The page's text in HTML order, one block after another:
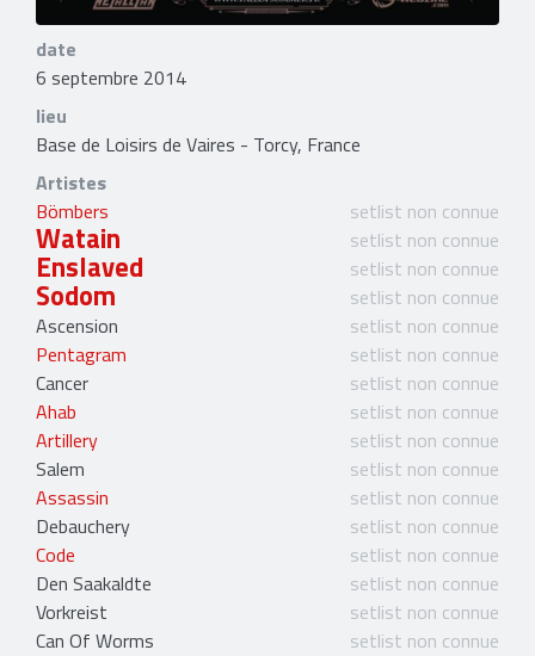
date
6 septembre 2014
lieu
Base de Loisirs de Vaires - Torcy, France
Artistes
Bömbers
setlist non connue
Watain setlist non connue
Enslaved setlist non connue
Sodom
setlist non connue
Ascension
setlist non connue
Pentagram
setlist non connue
Cancer
setlist non connue
Ahab
setlist non connue
Artillery
setlist non connue
Salem
setlist non connue
Assassin
setlist non connue
Debauchery
setlist non connue
Code
setlist non connue
Den Saakaldte
setlist non connue
Vorkreist
setlist non connue
Can Of Worms
setlist non connue